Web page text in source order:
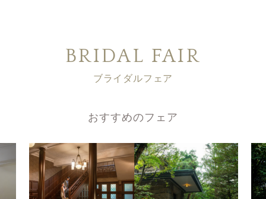
BRIDAL FAIR
ブライダルフェア
おすすめのフェア